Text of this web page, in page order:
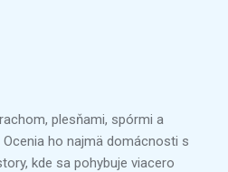
plesňami, spórmi a
ho najmä domácnosti s
kde sa pohybuje viacero